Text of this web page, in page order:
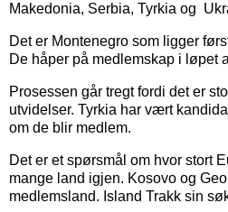
Makedonia, Serbia, Tyrkia og
Det er Montenegro som ligger
De håper på medlemskap i løpet
Prosessen går tregt fordi det er
utvidelser. Tyrkia har vært
om de blir medlem.
Det er et spørsmål om hvor stort
mange land igjen. Kosovo og
medlemsland. Island Trakk sin